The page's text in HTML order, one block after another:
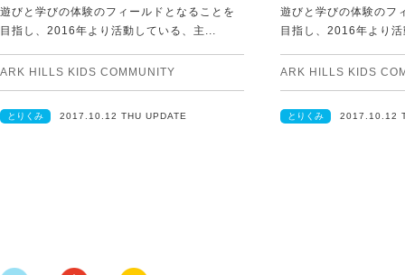
遊びと学びの体験のフィールドとなることを
目指し、2016年より活動している、主...
ARK HILLS KIDS COMMUNITY
とりくみ 2017.10.12 THU UPDATE
遊びと学びの体験のフ
目指し、2016年より
ARK HILLS KIDS
とりくみ 2017.10.12